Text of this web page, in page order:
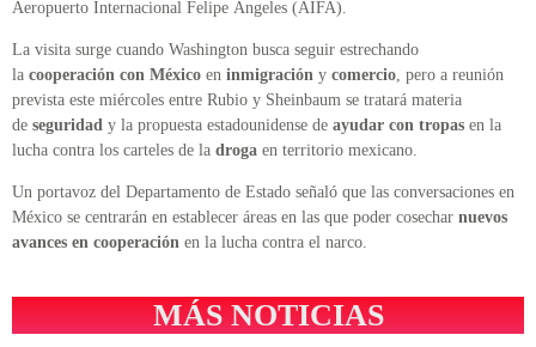
Aeropuerto Internacional Felipe Ángeles (AIFA).
La visita surge cuando Washington busca seguir estrechando
la cooperación con México en inmigración y comercio , pero a reunión
prevista este miércoles entre Rubio y Sheinbaum se tratará materia
de seguridad y la propuesta estadounidense de ayudar con tropas en la
lucha contra los carteles de la droga en territorio mexicano.
Un portavoz del Departamento de Estado señaló que las conversaciones en
México se centrarán en establecer áreas en las que poder cosechar nuevos
avances en cooperación en la lucha contra el narco.
MÁS NOTICIAS